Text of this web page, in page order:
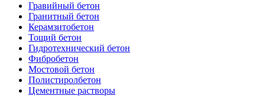
Гравийный бетон
Гранитный бетон
Керамзитобетон
Тощий бетон
Гидротехнический бетон
Фибробетон
Мостовой бетон
Полистиролбетон
Цементные растворы